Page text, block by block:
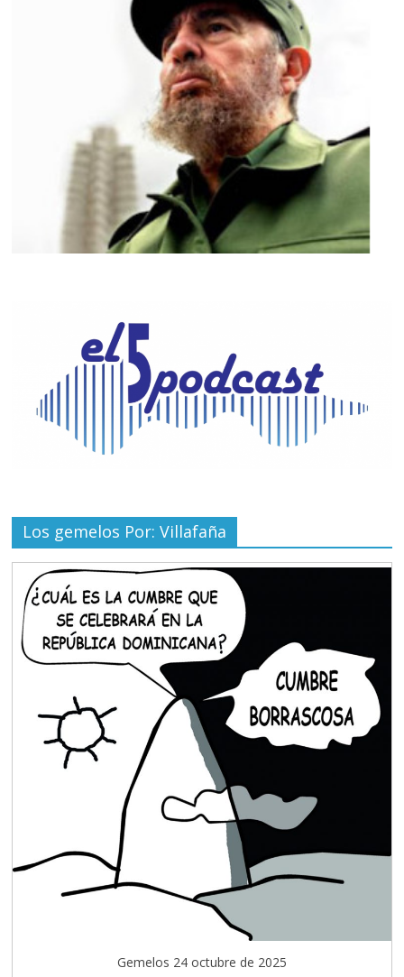
Los gemelos Por: Villafaña
Gemelos 24 octubre de 2025